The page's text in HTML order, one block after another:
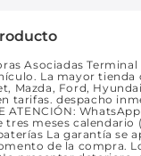
Asociadas
La mayor
Mazda, Ford,
tarifas. despacho
meses calendario
La garantía se
de la compra.